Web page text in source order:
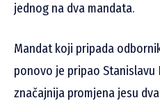
jednog na dva mandata.
Mandat koji pripada
ponovo je pripao Stanislavu
značajnija promjena jesu